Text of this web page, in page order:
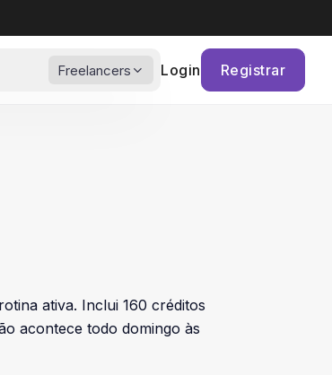
Freelancers Login Registrar
ativa. Inclui 160 créditos
acontece todo domingo às